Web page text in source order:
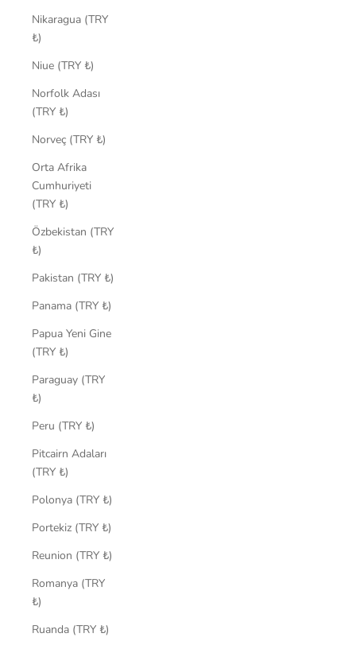
Nikaragua (TRY
₺)
Niue (TRY ₺)
Norfolk Adası
(TRY ₺)
Norveç (TRY ₺)
Orta Afrika
Cumhuriyeti
(TRY ₺)
Özbekistan (TRY
₺)
Pakistan (TRY ₺)
Panama (TRY ₺)
Papua Yeni Gine
(TRY ₺)
Paraguay (TRY
₺)
Peru (TRY ₺)
Pitcairn Adaları
(TRY ₺)
Polonya (TRY ₺)
Portekiz (TRY ₺)
Reunion (TRY ₺)
Romanya (TRY
₺)
Ruanda (TRY ₺)